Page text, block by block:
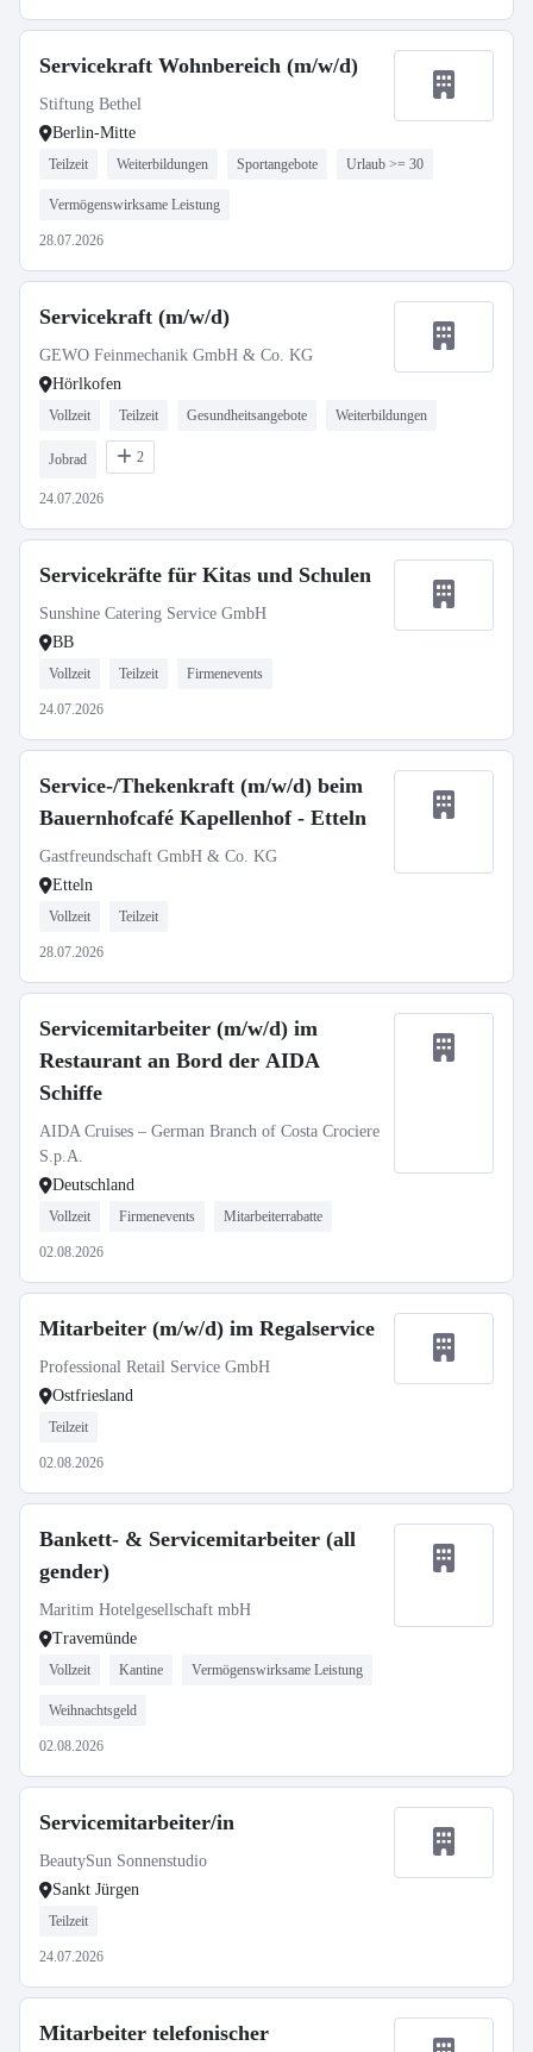
Servicekraft Wohnbereich (m/w/d)
Stiftung Bethel
Berlin-Mitte
Teilzeit Weiterbildungen Sportangebote Urlaub >= 30
Vermögenswirksame Leistung
28.07.2026
Servicekraft (m/w/d)
GEWO Feinmechanik GmbH & Co. KG
Hörlkofen
Vollzeit Teilzeit Gesundheitsangebote Weiterbildungen
Jobrad 2
24.07.2026
Servicekräfte für Kitas und Schulen
Sunshine Catering Service GmbH
BB
Vollzeit Teilzeit Firmenevents
24.07.2026
Service-/Thekenkraft (m/w/d) beim
Bauernhofcafé Kapellenhof - Etteln
Gastfreundschaft GmbH & Co. KG
Etteln
Vollzeit Teilzeit
28.07.2026
Servicemitarbeiter (m/w/d) im
Restaurant an Bord der AIDA
Schiffe
AIDA Cruises – German Branch of Costa Crociere
S.p.A.
Deutschland
Vollzeit Firmenevents Mitarbeiterrabatte
02.08.2026
Mitarbeiter (m/w/d) im Regalservice
Professional Retail Service GmbH
Ostfriesland
Teilzeit
02.08.2026
Bankett- & Servicemitarbeiter (all
gender)
Maritim Hotelgesellschaft mbH
Travemünde
Vollzeit Kantine Vermögenswirksame Leistung
Weihnachtsgeld
02.08.2026
Servicemitarbeiter/in
BeautySun Sonnenstudio
Sankt Jürgen
Teilzeit
24.07.2026
Mitarbeiter telefonischer